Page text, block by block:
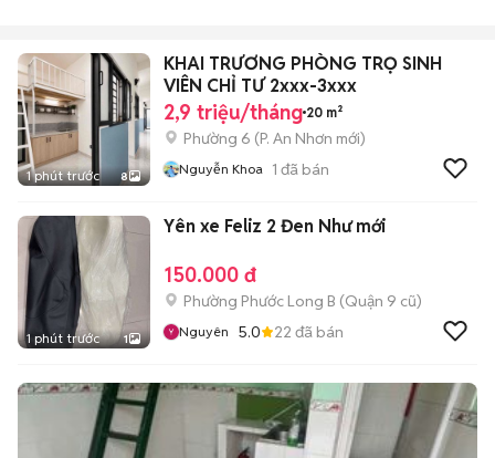
1 phút trước 8
KHAI TRƯƠNG PHÒNG TRỌ SINH
VIÊN CHỈ TƯ 2xxx-3xxx
2,9 triệu/tháng 20 m²
Phường 6 (P. An Nhơn mới)
Nguyễn Khoa 1 đã bán
1 phút trước 1
Yên xe Feliz 2 Đen Như mới
150.000 đ
Phường Phước Long B (Quận 9 cũ)
Nguyên 5.0 22 đã bán